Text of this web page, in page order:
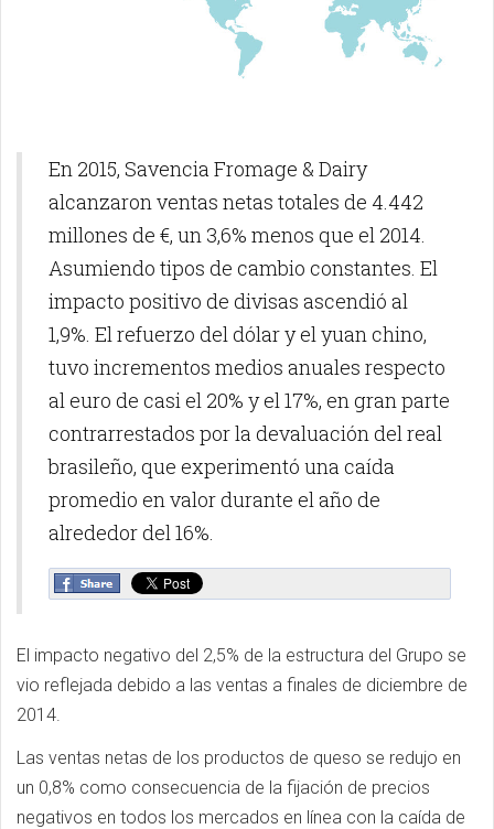
En 2015, Savencia Fromage & Dairy
alcanzaron ventas netas totales de 4.442
millones de €, un 3,6% menos que el 2014.
Asumiendo tipos de cambio constantes. El
impacto positivo de divisas ascendió al
1,9%. El refuerzo del dólar y el yuan chino,
tuvo incrementos medios anuales respecto
al euro de casi el 20% y el 17%, en gran parte
contrarrestados por la devaluación del real
brasileño, que experimentó una caída
promedio en valor durante el año de
alrededor del 16%.
El impacto negativo del 2,5% de la estructura del Grupo se
vio reflejada debido a las ventas a finales de diciembre de
2014.
Las ventas netas de los productos de queso se redujo en
un 0,8% como consecuencia de la fijación de precios
negativos en todos los mercados en línea con la caída de